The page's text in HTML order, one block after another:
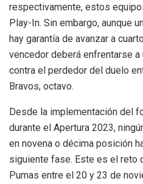
respectivamente, estos
Play-In. Sin embargo, aunque
hay garantía de avanzar a
vencedor deberá enfrentarse a
contra el perdedor del duelo
Bravos, octavo.
Desde la implementación del
durante el Apertura 2023,
en novena o décima posición
siguiente fase. Este es el reto
Pumas entre el 20 y 23 de